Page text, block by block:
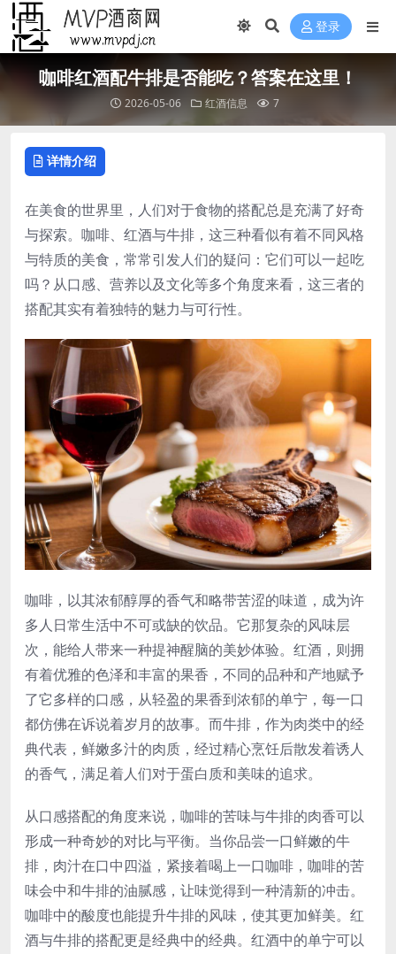
登录
咖啡红酒配牛排是否能吃？答案在这里！
2026-05-06 红酒信息 7
详情介绍
在美食的世界里，人们对于食物的搭配总是充满了好奇
与探索。咖啡、红酒与牛排，这三种看似有着不同风格
与特质的美食，常常引发人们的疑问：它们可以一起吃
吗？从口感、营养以及文化等多个角度来看，这三者的
搭配其实有着独特的魅力与可行性。
咖啡，以其浓郁醇厚的香气和略带苦涩的味道，成为许
多人日常生活中不可或缺的饮品。它那复杂的风味层
次，能给人带来一种提神醒脑的美妙体验。红酒，则拥
有着优雅的色泽和丰富的果香，不同的品种和产地赋予
了它多样的口感，从轻盈的果香到浓郁的单宁，每一口
都仿佛在诉说着岁月的故事。而牛排，作为肉类中的经
典代表，鲜嫩多汁的肉质，经过精心烹饪后散发着诱人
的香气，满足着人们对于蛋白质和美味的追求。
从口感搭配的角度来说，咖啡的苦味与牛排的肉香可以
形成一种奇妙的对比与平衡。当你品尝一口鲜嫩的牛
排，肉汁在口中四溢，紧接着喝上一口咖啡，咖啡的苦
味会中和牛排的油腻感，让味觉得到一种清新的冲击。
咖啡中的酸度也能提升牛排的风味，使其更加鲜美。红
酒与牛排的搭配更是经典中的经典。红酒中的单宁可以